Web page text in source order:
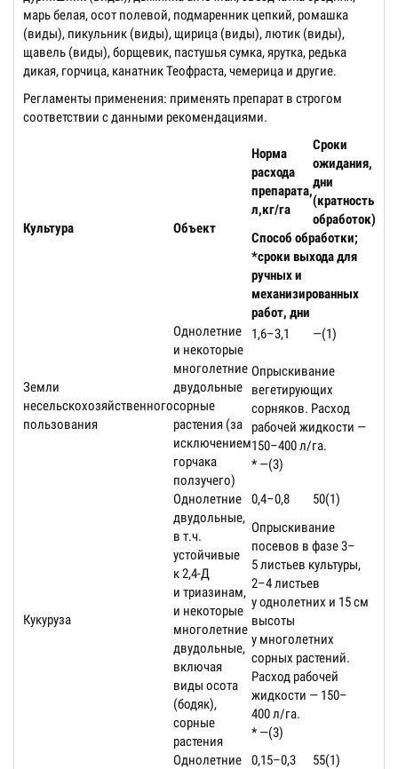
марь белая, осот полевой, подмаренник цепкий, ромашка
(виды), пикульник (виды), щирица (виды), лютик (виды),
щавель (виды), борщевик, пастушья сумка, ярутка, редька
дикая, горчица, канатник Теофраста, чемерица и другие.
Регламенты применения: применять препарат в строгом
соответствии с данными рекомендациями.
Культура Объект
Норма
расхода
препарата,
л,кг/га
Cроки
ожидания,
дни
(кратность
обработок)
Способ обработки;
*сроки выхода для
ручных и
механизированных
работ, дни
Земли
несельскохозяйственного
пользования
Однолетние
и некоторые
многолетние
двудольные
сорные
растения (за
исключением
горчака
ползучего)
1,6–3,1 —(1)
Опрыскивание
вегетирующих
сорняков. Расход
рабочей жидкости —
150–400 л/га.
* —(3)
Кукуруза
Однолетние
двудольные,
в т.ч.
устойчивые
к 2,4-Д
и триазинам,
и некоторые
многолетние
двудольные,
включая
виды осота
(бодяк),
сорные
растения
0,4–0,8
50(1)
Опрыскивание
посевов в фазе 3–
5 листьев культуры,
2–4 листьев
у однолетних и 15 см
высоты
у многолетних
сорных растений.
Расход рабочей
жидкости — 150–
400 л/га.
* —(3)
Однолетние
0,15–0,3
55(1)